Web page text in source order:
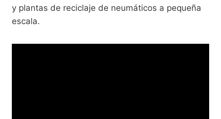
y plantas de reciclaje de neumáticos a pequeña
escala.